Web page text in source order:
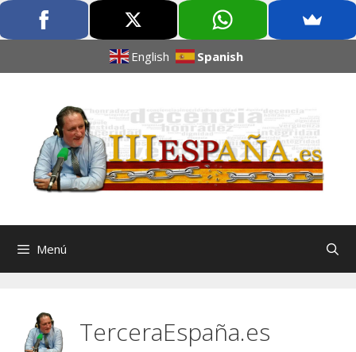
English Spanish
Menú
TerceraEspaña.es